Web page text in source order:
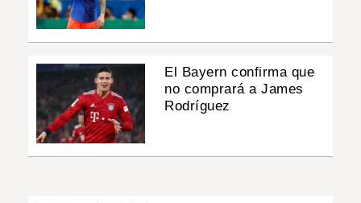
El Bayern confirma que
no comprará a James
Rodríguez